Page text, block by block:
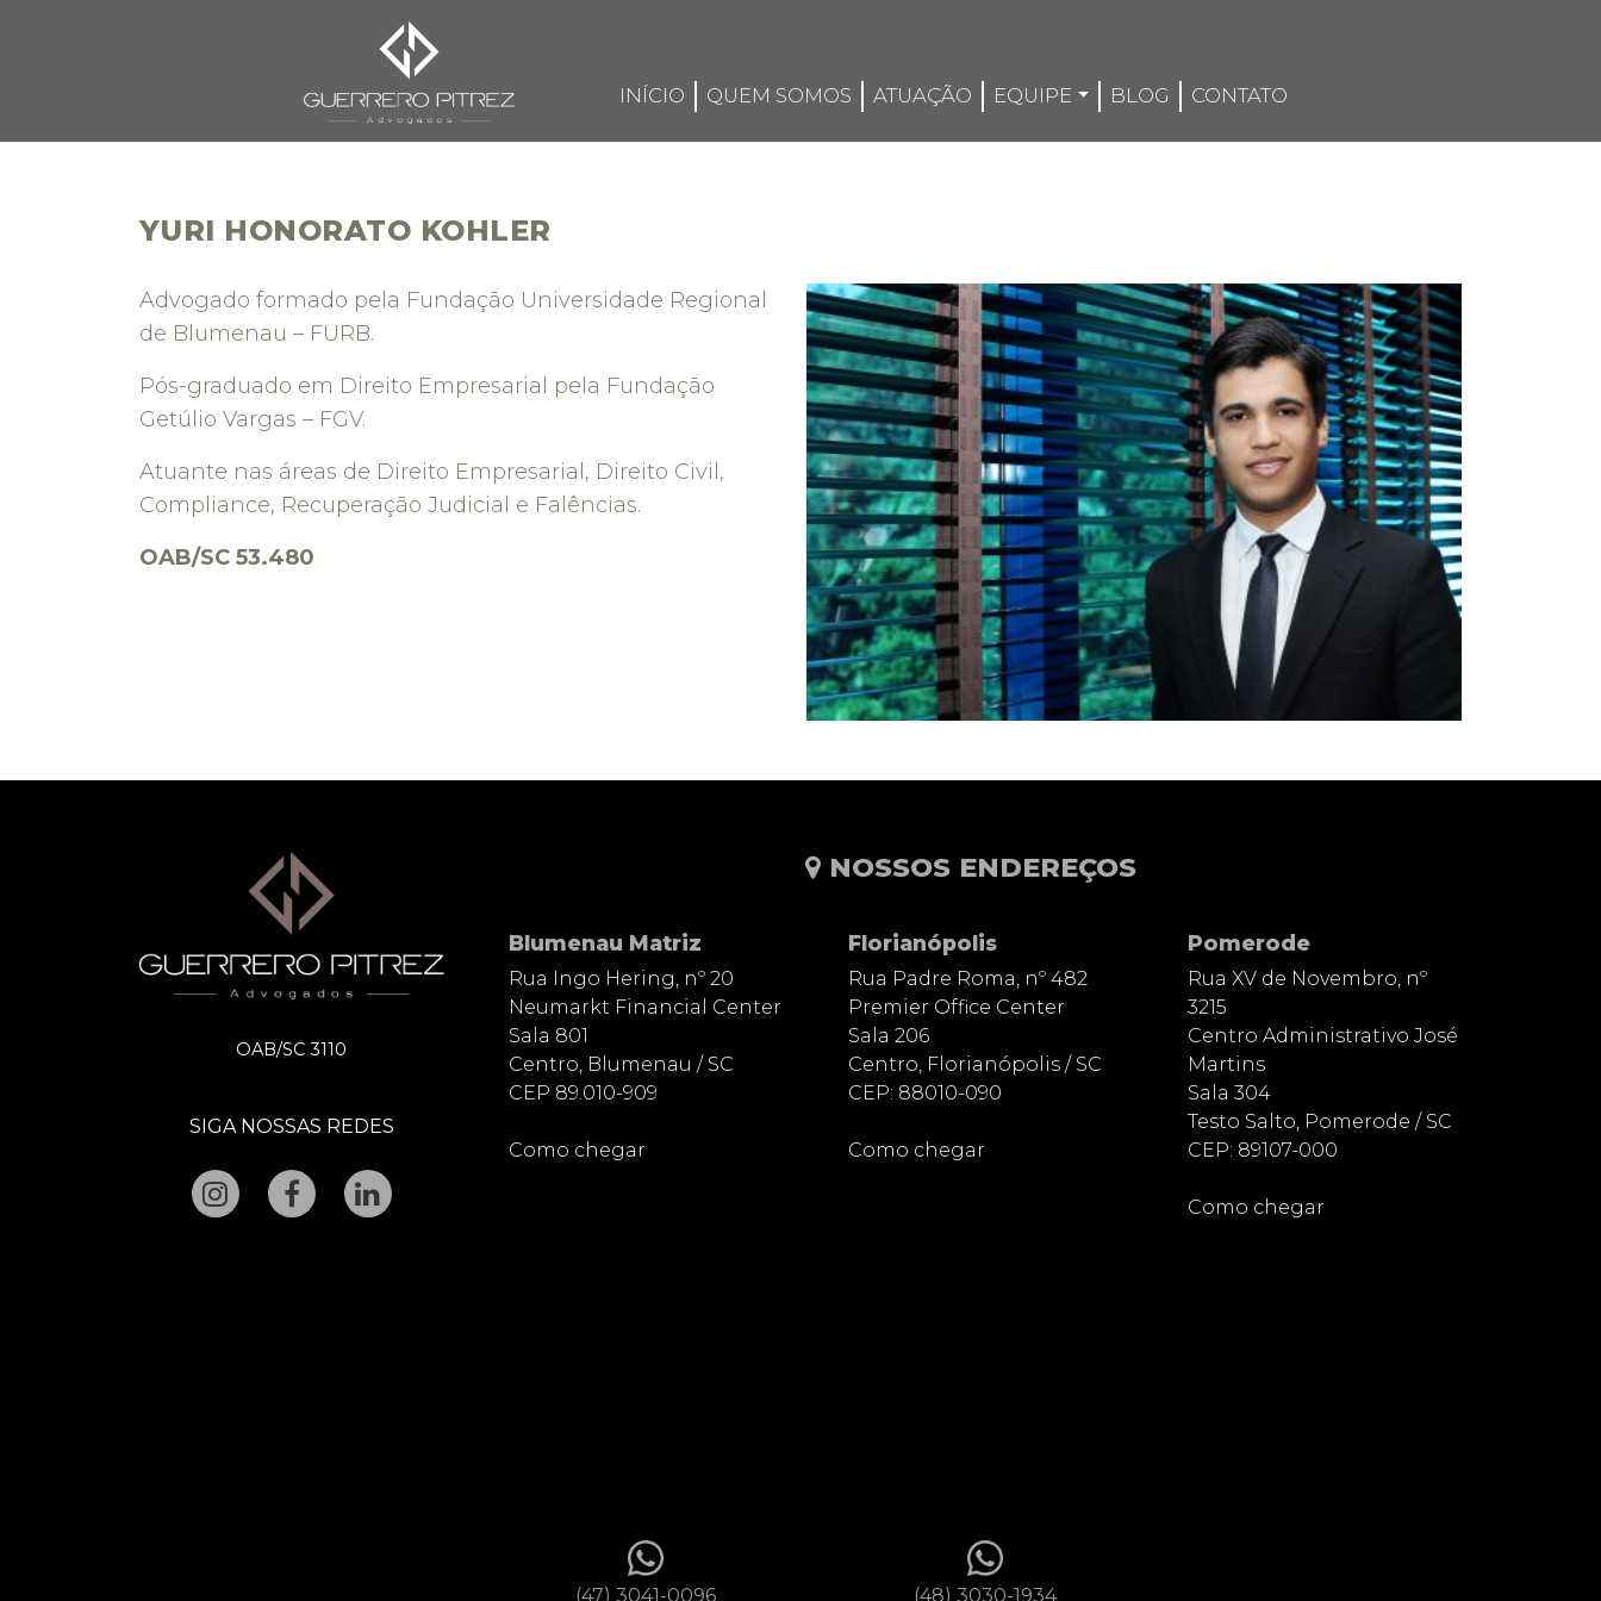
INÍCIO QUEM SOMOS ATUAÇÃO EQUIPE BLOG CONTATO
YURI HONORATO KOHLER
Advogado formado pela Fundação Universidade Regional
de Blumenau – FURB.
Pós-graduado em Direito Empresarial pela Fundação
Getúlio Vargas – FGV.
Atuante nas áreas de Direito Empresarial, Direito Civil,
Compliance, Recuperação Judicial e Falências.
OAB/SC 53.480
OAB/SC 3110
SIGA NOSSAS REDES
NOSSOS ENDEREÇOS
Blumenau Matriz
Rua Ingo Hering, nº 20
Neumarkt Financial Center
Sala 801
Centro, Blumenau / SC
CEP 89.010-909
Como chegar
(47) 3041-0096
Florianópolis
Rua Padre Roma, nº 482
Premier Office Center
Sala 206
Centro, Florianópolis / SC
CEP: 88010-090
Como chegar
(48) 3030-1934
Pomerode
Rua XV de Novembro, nº
3215
Centro Administrativo José
Martins
Sala 304
Testo Salto, Pomerode / SC
CEP: 89107-000
Como chegar